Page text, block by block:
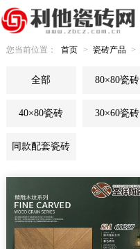
您当前位置： 首页 > 瓷砖产品 >
全部 80×80瓷砖
40×80瓷砖 30×60瓷砖
同款配套瓷砖